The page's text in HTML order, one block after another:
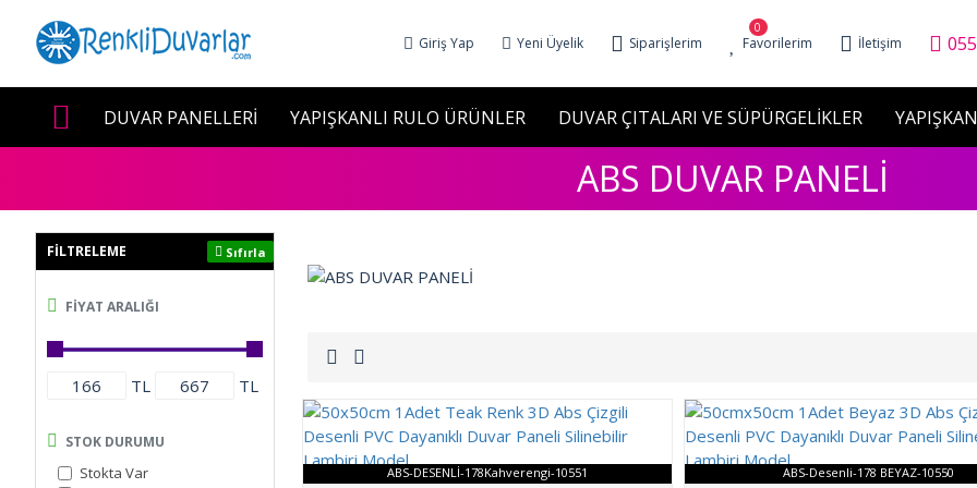
Giriş Yap Yeni Üyelik Siparişlerim Favorilerim
0
İletişim
DUVAR PANELLERİ YAPIŞKANLI RULO ÜRÜNLER DUVAR ÇITALARI VE SÜPÜRGELİKLER
ABS DUVAR PANELİ
FILTRELEME Sıfırla
FIYAT ARALIĞI
TL TL
STOK DURUMU
Stokta Var
ABS-DESENLİ-178Kahverengi-10551 ABS-Desenli-178 BEYAZ-10550